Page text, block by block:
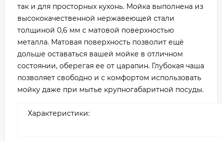
так и для просторных кухонь. Мойка выполнена из
высококачественной нержавеющей стали
толщиной 0,6 мм с матовой поверхностью
металла. Матовая поверхность позволит ещё
дольше оставаться вашей мойке в отличном
состоянии, оберегая ее от царапин. Глубокая чаша
позволяет свободно и с комфортом использовать
мойку даже при мытье крупногабаритной посуды.
Характеристики: